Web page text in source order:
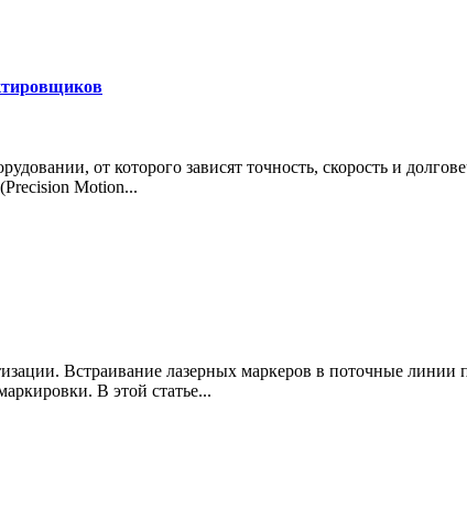
от которого зависят точность, скорость и
Motion...
Встраивание лазерных маркеров в поточные линии
В этой статье...